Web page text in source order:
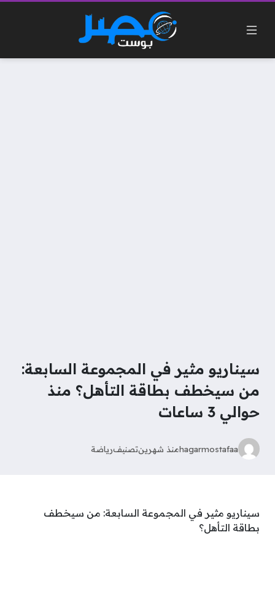
سيناريو مثير في المجموعة السابعة:
من سيخطف بطاقة التأهل؟ منذ
حوالي 3 ساعات
hagarmostafaaمنذ شهرينتصنيفرياضة
سيناريو مثير في المجموعة السابعة: من سيخطف
بطاقة التأهل؟